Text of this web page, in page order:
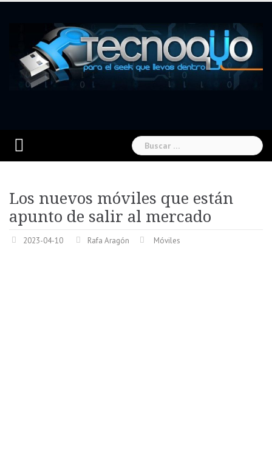
Skip
Buscar:
Los nuevos móviles que están
apunto de salir al mercado
2023-04-10 Rafa Aragón Móviles